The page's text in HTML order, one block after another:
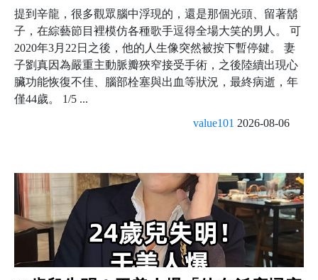
提到辛龍，很多觀眾腦中浮現的，還是那個光頭、留著鬍
子，在綜藝節目裡模仿各種歌手逗得全場大笑的男人。 可
2020年3月22日之後，他的人生像突然被按下暫停鍵。 妻
子劉真因為嚴重主動脈瓣狹窄接受手術，之後陸續出現心
臟功能恢復不佳、腦部栓塞與出血等狀況，最終病逝，年
僅44歲。 1/5 ...
value101 2026-08-06